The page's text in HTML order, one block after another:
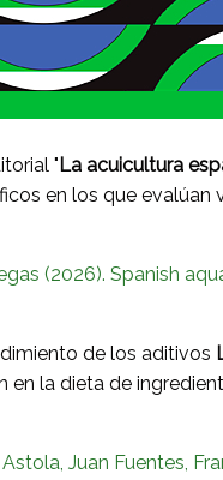
" La acuicultura
en los que
(2026). Spanish
de los aditivos
la dieta de
Juan Fuentes,